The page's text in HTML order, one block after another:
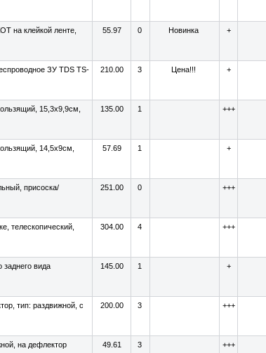
на клейкой ленте,
55.97 0 Новинка +
ЗУ TDS TS-
210.00 3 Цена!!! +
15,3x9,9см,
135.00 1 +++
14,5x9см,
57.69 1 +
присоска/
251.00 0 +++
телескопический,
304.00 4 +++
заднего вида 145.00 1 +
тип: раздвижной, с
200.00 3 +++
на дефлектор 49.61 3 +++